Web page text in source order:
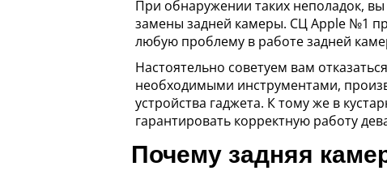
При обнаружении таких неполадок,
замены задней камеры. СЦ Apple №1
любую проблему в работе задней
Настоятельно советуем вам
необходимыми инструментами,
устройства гаджета. К тому же в
гарантировать корректную работу
Почему задняя